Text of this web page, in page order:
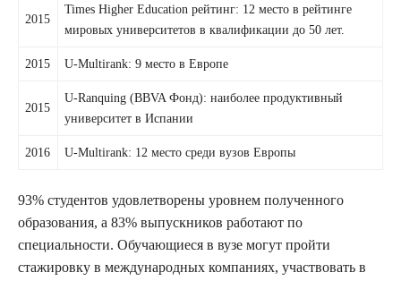
2015
Times Higher Education рейтинг: 12 место в рейтинге
мировых университетов в квалификации до 50 лет.
2015 U-Multirank: 9 место в Европе
2015
U-Ranquing (BBVA Фонд): наиболее продуктивный
университет в Испании
2016 U-Multirank: 12 место среди вузов Европы
93% студентов удовлетворены уровнем полученного
образования, а 83% выпускников работают по
специальности. Обучающиеся в вузе могут пройти
стажировку в международных компаниях, участвовать в